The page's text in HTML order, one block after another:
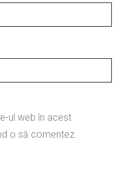
ul web în acest
o să comentez.